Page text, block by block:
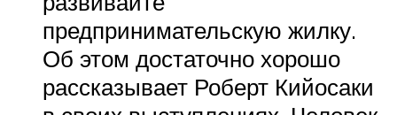
предпринимательскую жилку.
Об этом достаточно хорошо
рассказывает Роберт Кийосаки